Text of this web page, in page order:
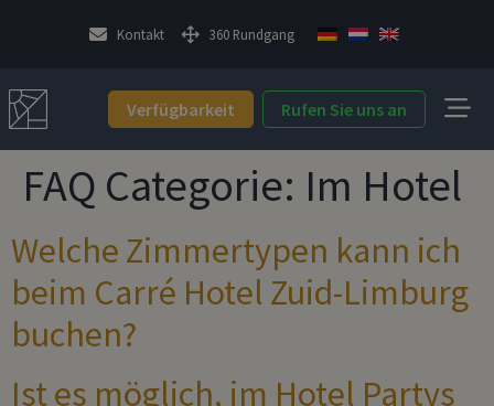
Kontakt 360 Rundgang
Verfügbarkeit Rufen Sie uns an
FAQ Categorie: Im Hotel
Welche Zimmertypen kann ich
beim Carré Hotel Zuid-Limburg
buchen?
Ist es möglich, im Hotel Partys